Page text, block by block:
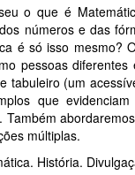
o que é
números e das
é só isso mesmo?
pessoas
tabuleiro (um
que
Também
múltiplas.
História.